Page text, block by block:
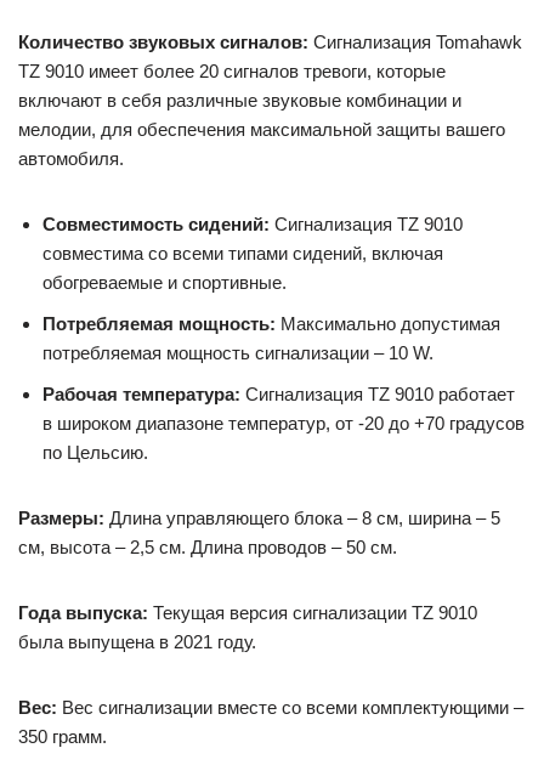
Количество звуковых сигналов: Сигнализация Tomahawk
TZ 9010 имеет более 20 сигналов тревоги, которые
включают в себя различные звуковые комбинации и
мелодии, для обеспечения максимальной защиты вашего
автомобиля.
Совместимость сидений: Сигнализация TZ 9010
совместима со всеми типами сидений, включая
обогреваемые и спортивные.
Потребляемая мощность: Максимально допустимая
потребляемая мощность сигнализации – 10 W.
Рабочая температура: Сигнализация TZ 9010 работает
в широком диапазоне температур, от -20 до +70 градусов
по Цельсию.
Размеры: Длина управляющего блока – 8 см, ширина – 5
см, высота – 2,5 см. Длина проводов – 50 см.
Года выпуска: Текущая версия сигнализации TZ 9010
была выпущена в 2021 году.
Вес: Вес сигнализации вместе со всеми комплектующими –
350 грамм.